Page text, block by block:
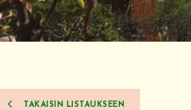
TAKAISIN LISTAUKSEEN